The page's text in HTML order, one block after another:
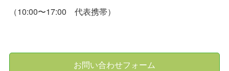
（10:00〜17:00 代表携帯）
お問い合わせフォーム